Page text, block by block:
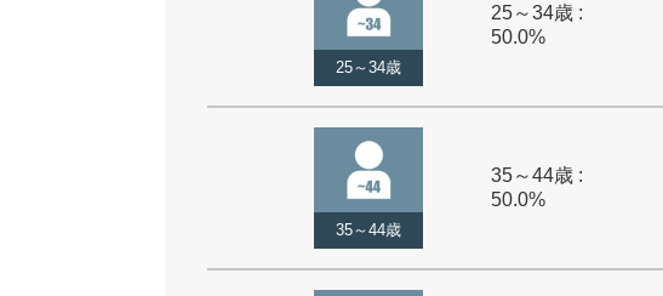
25～34歳
25～34歳 :
50.0%
35～44歳
35～44歳 :
50.0%